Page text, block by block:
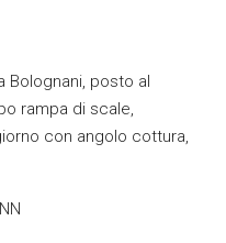
Bolognani, posto al
rampa di scale,
con angolo cottura,